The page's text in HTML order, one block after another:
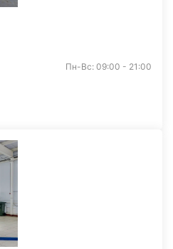
Пн-Вс: 09:00 - 21:00